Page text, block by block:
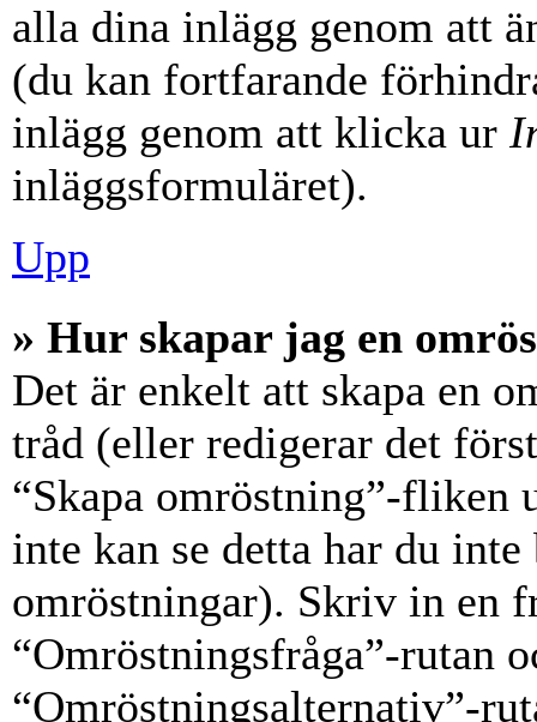
alla dina inlägg genom att
(du kan fortfarande
inlägg genom att klicka ur
inläggsformuläret).
Upp
» Hur skapar jag en
Det är enkelt att skapa en
tråd (eller redigerar det
“Skapa omröstning”-fliken
inte kan se detta har du
omröstningar). Skriv in en
“Omröstningsfråga”-rutan
“Omröstningsalternativ”-